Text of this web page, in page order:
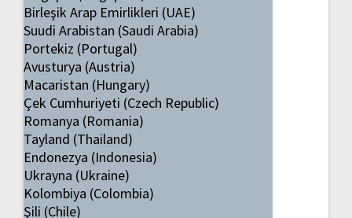
Birleşik Arap Emirlikleri (UAE)
Suudi Arabistan (Saudi Arabia)
Portekiz (Portugal)
Avusturya (Austria)
Macaristan (Hungary)
Çek Cumhuriyeti (Czech Republic)
Romanya (Romania)
Tayland (Thailand)
Endonezya (Indonesia)
Ukrayna (Ukraine)
Kolombiya (Colombia)
Şili (Chile)